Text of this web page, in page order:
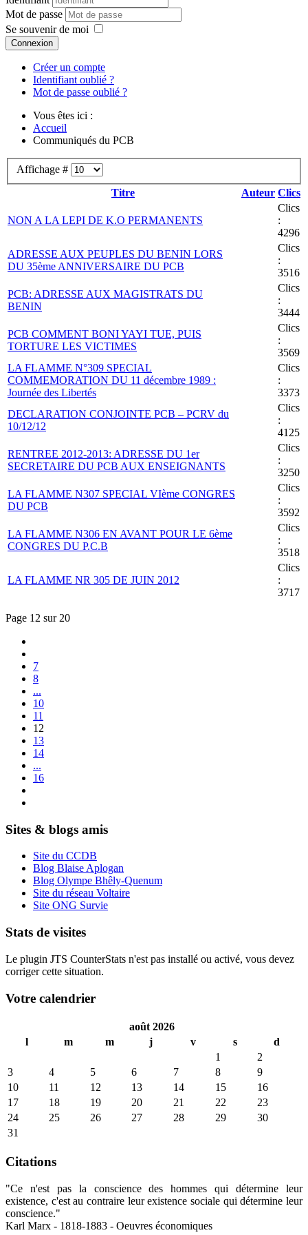
Mot de passe
Se souvenir de moi
Connexion
Créer un compte
Identifiant oublié ?
Mot de passe oublié ?
Vous êtes ici :
Accueil
Communiqués du PCB
Affichage #
Titre
Auteur Clics
NON A LA LEPI DE K.O PERMANENTS
Clics
:
4296
ADRESSE AUX PEUPLES DU BENIN LORS
DU 35ème ANNIVERSAIRE DU PCB
Clics
:
3516
PCB: ADRESSE AUX MAGISTRATS DU
BENIN
Clics
:
3444
PCB COMMENT BONI YAYI TUE, PUIS
TORTURE LES VICTIMES
Clics
:
3569
LA FLAMME N°309 SPECIAL
COMMEMORATION DU 11 décembre 1989 :
Journée des Libertés
Clics
:
3373
DECLARATION CONJOINTE PCB – PCRV du
10/12/12
Clics
:
4125
RENTREE 2012-2013: ADRESSE DU 1er
SECRETAIRE DU PCB AUX ENSEIGNANTS
Clics
:
3250
LA FLAMME N307 SPECIAL VIème CONGRES
DU PCB
Clics
:
3592
LA FLAMME N306 EN AVANT POUR LE 6ème
CONGRES DU P.C.B
Clics
:
3518
LA FLAMME NR 305 DE JUIN 2012
Clics
:
3717
Page 12 sur 20
7
8
...
10
11
12
13
14
...
16
Sites & blogs amis
Site du CCDB
Blog Blaise Aplogan
Blog Olympe Bhêly-Quenum
Site du réseau Voltaire
Site ONG Survie
Stats de visites
Le plugin JTS CounterStats n'est pas installé ou activé, vous devez
corriger cette situation.
Votre calendrier
août 2026
l
m m j v s
d
1
2
3
4 5 6 7 8
9
10
11 12 13 14 15
16
17
18 19 20 21 22
23
24
25 26 27 28 29
30
31
Citations
"Ce n'est pas la conscience des hommes qui détermine leur
existence, c'est au contraire leur existence sociale qui détermine leur
conscience."
Karl Marx - 1818-1883 - Oeuvres économiques